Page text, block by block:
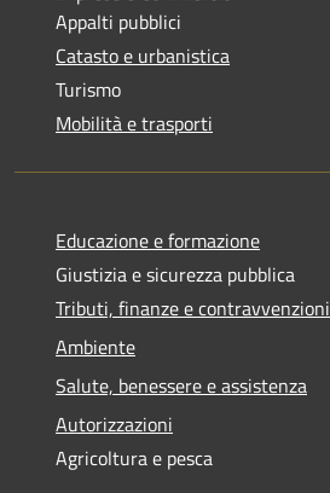
Appalti pubblici
Catasto e urbanistica
Turismo
Mobilità e trasporti
Educazione e formazione
Giustizia e sicurezza pubblica
Tributi, finanze e contravvenzioni
Ambiente
Salute, benessere e assistenza
Autorizzazioni
Agricoltura e pesca